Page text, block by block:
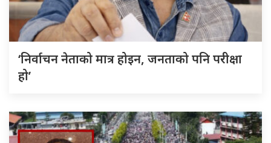
‘निर्वाचन नेताको मात्र होइन, जनताको पनि परीक्षा
हो’